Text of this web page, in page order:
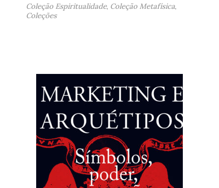
Coleção Espiritualidade, Coleção Metafísica,
Coleções